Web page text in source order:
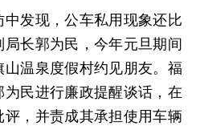
发现，公车私用现象还比
长郭为民，今年元旦期间
温泉度假村约见朋友。福
民进行廉政提醒谈话，在
，并责成其承担使用车辆